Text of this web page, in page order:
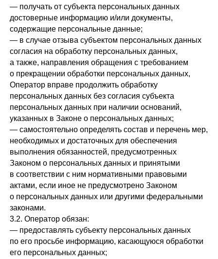
— получать от субъекта персональных данных
достоверные информацию и/или документы,
содержащие персональные данные;
— в случае отзыва субъектом персональных данных
согласия на обработку персональных данных,
а также, направления обращения с требованием
о прекращении обработки персональных данных,
Оператор вправе продолжить обработку
персональных данных без согласия субъекта
персональных данных при наличии оснований,
указанных в Законе о персональных данных;
— самостоятельно определять состав и перечень мер,
необходимых и достаточных для обеспечения
выполнения обязанностей, предусмотренных
Законом о персональных данных и принятыми
в соответствии с ним нормативными правовыми
актами, если иное не предусмотрено Законом
о персональных данных или другими федеральными
законами.
3.2. Оператор обязан:
— предоставлять субъекту персональных данных
по его просьбе информацию, касающуюся обработки
его персональных данных;